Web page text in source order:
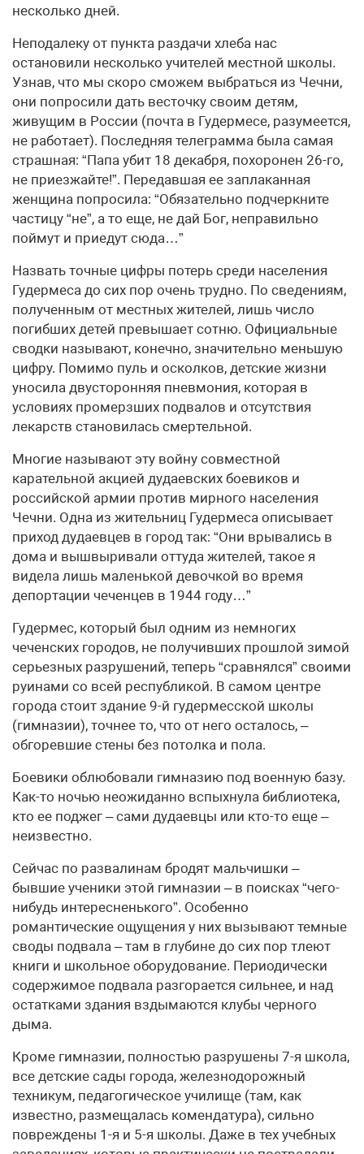
несколько дней.
Неподалеку от пункта раздачи хлеба нас
остановили несколько учителей местной школы.
Узнав, что мы скоро сможем выбраться из Чечни,
они попросили дать весточку своим детям,
живущим в России (почта в Гудермесе, разумеется,
не работает). Последняя телеграмма была самая
страшная: “Папа убит 18 декабря, похоронен 26-го,
не приезжайте!”. Передавшая ее заплаканная
женщина попросила: “Обязательно подчеркните
частицу “не”, а то еще, не дай Бог, неправильно
поймут и приедут сюда…”
Назвать точные цифры потерь среди населения
Гудермеса до сих пор очень трудно. По сведениям,
полученным от местных жителей, лишь число
погибших детей превышает сотню. Официальные
сводки называют, конечно, значительно меньшую
цифру. Помимо пуль и осколков, детские жизни
уносила двусторонняя пневмония, которая в
условиях промерзших подвалов и отсутствия
лекарств становилась смертельной.
Многие называют эту войну совместной
карательной акцией дудаевских боевиков и
российской армии против мирного населения
Чечни. Одна из жительниц Гудермеса описывает
приход дудаевцев в город так: “Они врывались в
дома и вышвыривали оттуда жителей, такое я
видела лишь маленькой девочкой во время
депортации чеченцев в 1944 году…”
Гудермес, который был одним из немногих
чеченских городов, не получивших прошлой зимой
серьезных разрушений, теперь “сравнялся” своими
руинами со всей республикой. В самом центре
города стоит здание 9-й гудермесской школы
(гимназии), точнее то, что от него осталось, –
обгоревшие стены без потолка и пола.
Боевики облюбовали гимназию под военную базу.
Как-то ночью неожиданно вспыхнула библиотека,
кто ее поджег – сами дудаевцы или кто-то еще –
неизвестно.
Сейчас по развалинам бродят мальчишки –
бывшие ученики этой гимназии – в поисках “чего-
нибудь интересненького”. Особенно
романтические ощущения у них вызывают темные
своды подвала – там в глубине до сих пор тлеют
книги и школьное оборудование. Периодически
содержимое подвала разгорается сильнее, и над
остатками здания вздымаются клубы черного
дыма.
Кроме гимназии, полностью разрушены 7-я школа,
все детские сады города, железнодорожный
техникум, педагогическое училище (там, как
известно, размещалась комендатура), сильно
повреждены 1-я и 5-я школы. Даже в тех учебных